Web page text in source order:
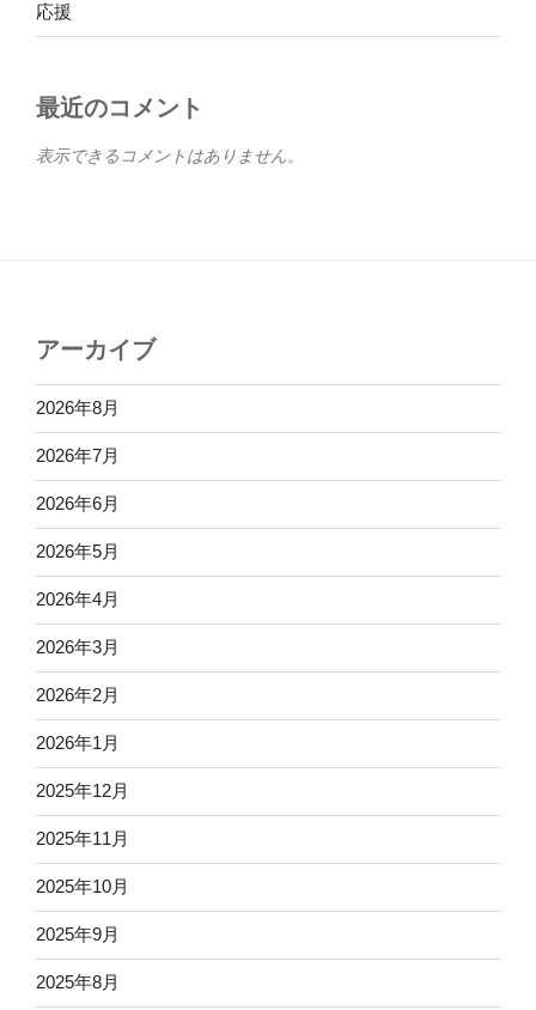
応援
最近のコメント
表示できるコメントはありません。
アーカイブ
2026年8月
2026年7月
2026年6月
2026年5月
2026年4月
2026年3月
2026年2月
2026年1月
2025年12月
2025年11月
2025年10月
2025年9月
2025年8月